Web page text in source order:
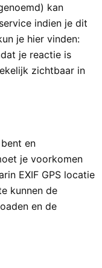
kan
indien je dit
je hier vinden:
je reactie is
zichtbaar in
en
je voorkomen
EXIF GPS locatie
kunnen de
en de